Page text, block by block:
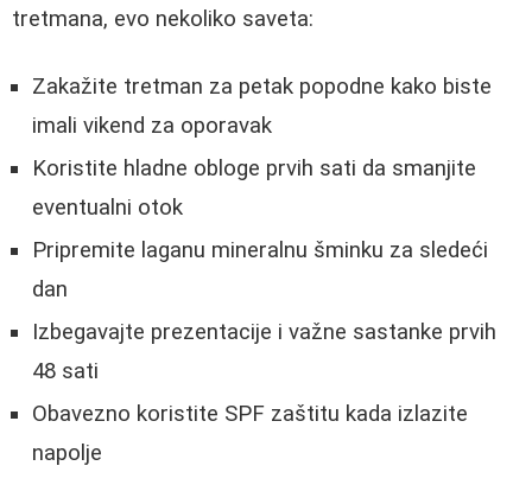
tretmana, evo nekoliko saveta:
Zakažite tretman za petak popodne kako biste
imali vikend za oporavak
Koristite hladne obloge prvih sati da smanjite
eventualni otok
Pripremite laganu mineralnu šminku za sledeći
dan
Izbegavajte prezentacije i važne sastanke prvih
48 sati
Obavezno koristite SPF zaštitu kada izlazite
napolje